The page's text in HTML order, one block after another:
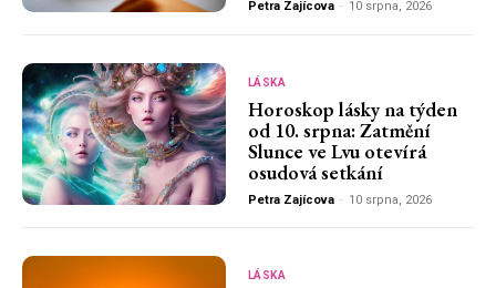
Petra Zajícova - 10 srpna, 2026
LÁSKA
Horoskop lásky na týden
od 10. srpna: Zatmění
Slunce ve Lvu otevírá
osudová setkání
Petra Zajícova - 10 srpna, 2026
LÁSKA